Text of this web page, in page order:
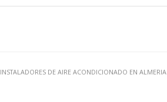
INSTALADORES DE AIRE ACONDICIONADO EN ALMERIA